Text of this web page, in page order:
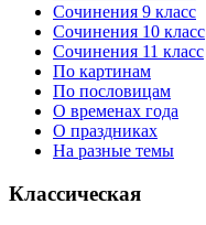
Сочинения 9 класс
Сочинения 10 класс
Сочинения 11 класс
По картинам
По пословицам
О временах года
О праздниках
На разные темы
Классическая